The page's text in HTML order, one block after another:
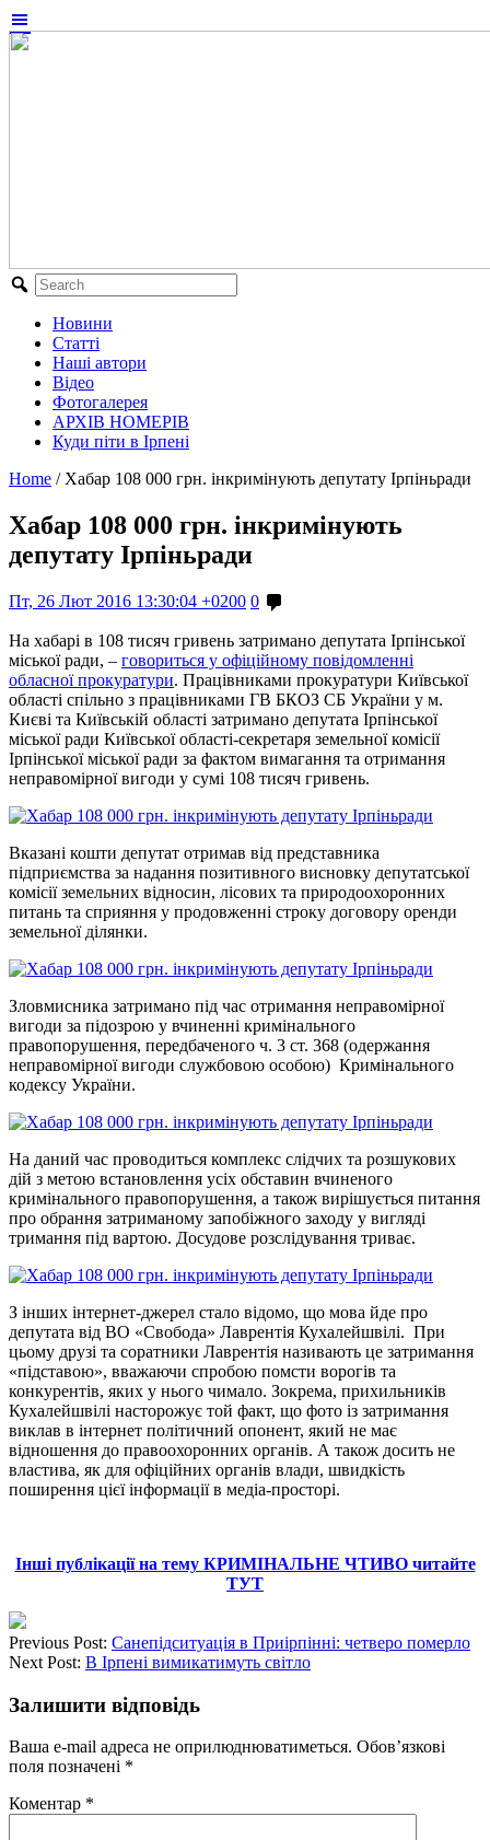
Новини
Статті
Наші автори
Відео
Фотогалерея
АРХІВ НОМЕРІВ
Куди піти в Ірпені
Home / Хабар 108 000 грн. інкримінують депутату Ірпіньради
Хабар 108 000 грн. інкримінують
депутату Ірпіньради
Пт, 26 Лют 2016 13:30:04 +0200 0
На хабарі в 108 тисяч гривень затримано депутата Ірпінської
міської ради, – говориться у офіційному повідомленні
обласної прокуратури. Працівниками прокуратури Київської
області спільно з працівниками ГВ БКОЗ СБ України у м.
Києві та Київській області затримано депутата Ірпінської
міської ради Київської області-секретаря земельної комісії
Ірпінської міської ради за фактом вимагання та отримання
неправомірної вигоди у сумі 108 тисяч гривень.
Вказані кошти депутат отримав від представника
підприємства за надання позитивного висновку депутатської
комісії земельних відносин, лісових та природоохоронних
питань та сприяння у продовженні строку договору оренди
земельної ділянки.
Зловмисника затримано під час отримання неправомірної
вигоди за підозрою у вчиненні кримінального
правопорушення, передбаченого ч. 3 ст. 368 (одержання
неправомірної вигоди службовою особою) Кримінального
кодексу України.
На даний час проводиться комплекс слідчих та розшукових
дій з метою встановлення усіх обставин вчиненого
кримінального правопорушення, а також вирішується питання
про обрання затриманому запобіжного заходу у вигляді
тримання під вартою. Досудове розслідування триває.
З інших інтернет-джерел стало відомо, що мова йде про
депутата від ВО «Свобода» Лаврентія Кухалейшвілі. При
цьому друзі та соратники Лаврентія називають це затримання
«підставою», вважаючи спробою помсти ворогів та
конкурентів, яких у нього чимало. Зокрема, прихильників
Кухалейшвілі насторожує той факт, що фото із затримання
виклав в інтернет політичний опонент, який не має
відношення до правоохоронних органів. А також досить не
властива, як для офіційних органів влади, швидкість
поширення цієї інформації в медіа-просторі.
Інші публікації на тему КРИМІНАЛЬНЕ ЧТИВО читайте
ТУТ
Previous Post: Санепідситуація в Приірпінні: четверо померло
Next Post: В Ірпені вимикатимуть світло
Залишити відповідь
Ваша e-mail адреса не оприлюднюватиметься. Обов’язкові
поля позначені *
Коментар *